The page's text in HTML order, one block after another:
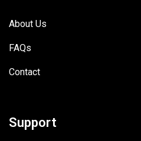
About Us
FAQs
Contact
Support